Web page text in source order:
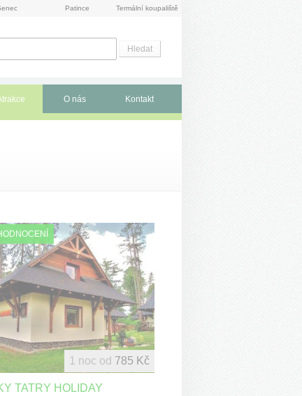
Patince Termální koupaliště
O nás Kontakt
TATRY HOLIDAY
1 noc od 785 Kč